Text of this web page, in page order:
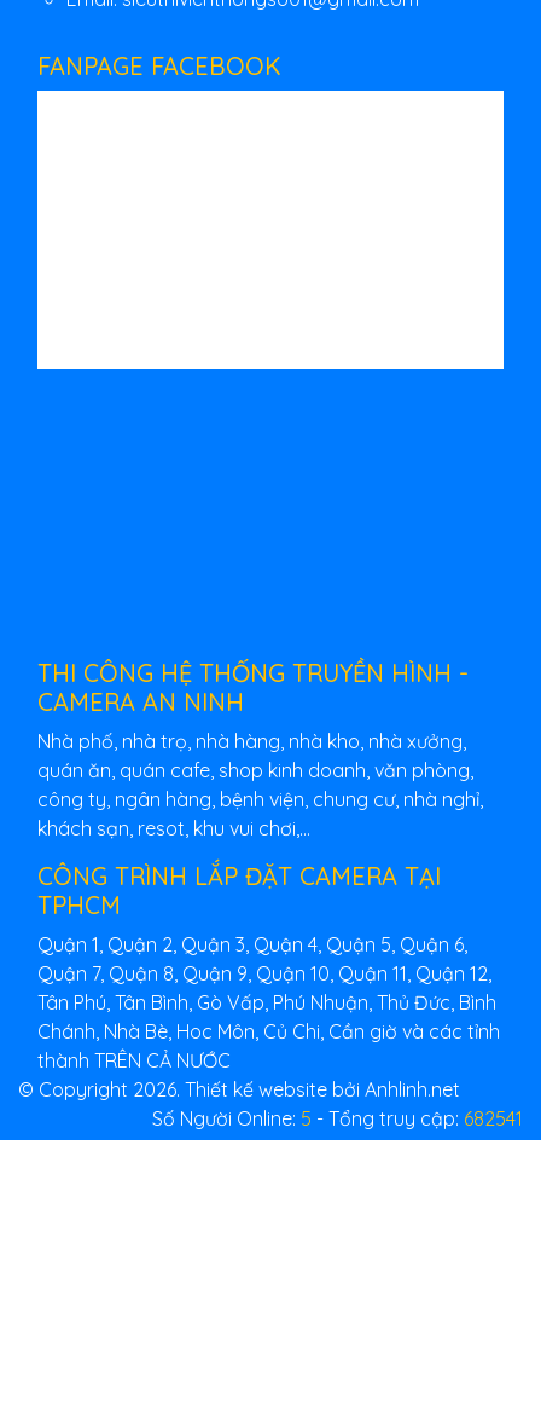
FANPAGE FACEBOOK
THI CÔNG HỆ THỐNG TRUYỀN HÌNH -
CAMERA AN NINH
Nhà phố, nhà trọ, nhà hàng, nhà kho, nhà xưởng,
quán ăn, quán cafe, shop kinh doanh, văn phòng,
công ty, ngân hàng, bệnh viện, chung cư, nhà nghỉ,
khách sạn, resot, khu vui chơi,...
CÔNG TRÌNH LẮP ĐẶT CAMERA TẠI
TPHCM
Quận 1, Quận 2, Quận 3, Quận 4, Quận 5, Quận 6,
Quận 7, Quận 8, Quận 9, Quận 10, Quận 11, Quận 12,
Tân Phú, Tân Bình, Gò Vấp, Phú Nhuận, Thủ Đức, Bình
Chánh, Nhà Bè, Hoc Môn, Củ Chi, Cần giờ và các tỉnh
thành TRÊN CẢ NƯỚC
© Copyright 2026. Thiết kế website bởi Anhlinh.net
Số Người Online: 5 - Tổng truy cập: 682541